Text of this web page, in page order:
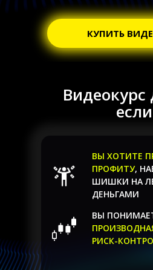
КУПИТЬ
ВЫ
РИСК-
ВЫ ХОТИТЕ
ПРОФИТУ,
ШИШКИ НА
ДЕНЬГАМИ
Видеокурс